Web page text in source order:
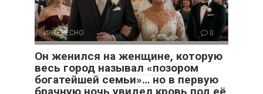
ИНТЕРЕСНО 0
Он женился на женщине, которую
весь город называл «позором
богатейшей семьи»… но в первую
брачную ночь увидел кровь под её